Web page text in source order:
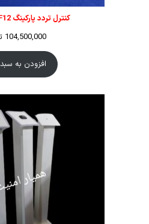
کنترل تردد پارکینگ SH40P-UHF12
104,500,000
افزودن به